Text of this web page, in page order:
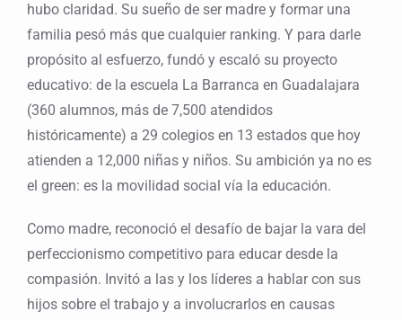
hubo claridad. Su sueño de ser madre y formar una
familia pesó más que cualquier ranking. Y para darle
propósito al esfuerzo, fundó y escaló su proyecto
educativo: de la escuela La Barranca en Guadalajara
(360 alumnos, más de 7,500 atendidos
históricamente) a 29 colegios en 13 estados que hoy
atienden a 12,000 niñas y niños. Su ambición ya no es
el green: es la movilidad social vía la educación.
Como madre, reconoció el desafío de bajar la vara del
perfeccionismo competitivo para educar desde la
compasión. Invitó a las y los líderes a hablar con sus
hijos sobre el trabajo y a involucrarlos en causas